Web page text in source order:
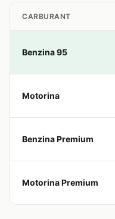
CARBURANT
Benzina 95
Motorina
Benzina Premium
Motorina Premium